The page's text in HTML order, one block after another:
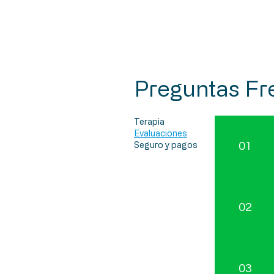
Preguntas
Terapia
Evaluaciones
Seguro y pagos
01
02
03